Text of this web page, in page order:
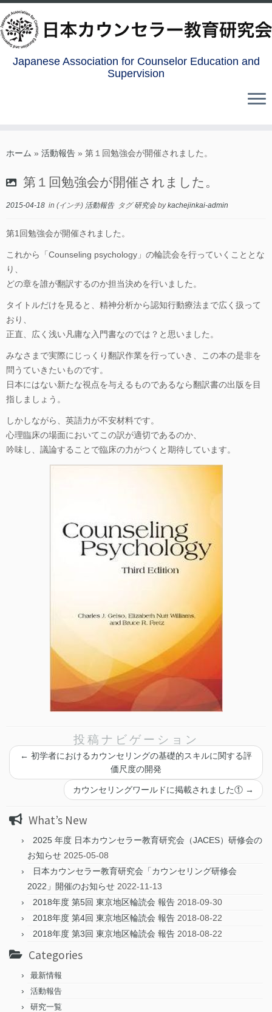
ン
ン
へ
キ
Japanese Association for Counselor Education and
Supervision
ホーム » 活動報告 » 第１回勉強会が開催されました。
第１回勉強会が開催されました。
2015-04-18 in (インチ) 活動報告 タグ研究会bykachejinkai-admin
第1回勉強会が開催されました。
これから「Counseling psychology」の輪読会を行っていくこととな
り、
どの章を誰が翻訳するのか担当決めを行いました。
タイトルだけを見ると、精神分析から認知行動療法まで広く扱って
おり、
正直、広く浅い凡庸な入門書なのでは？と思いました。
みなさまで実際にじっくり翻訳作業を行っていき、この本の是非を
問うていきたいものです。
日本にはない新たな視点を与えるものであるなら翻訳書の出版を目
指しましょう。
しかしながら、英語力が不安材料です。
心理臨床の場面においてこの訳が適切であるのか、
吟味し、議論することで臨床の力がつくと期待しています。
投稿ナビゲーション
← 初学者におけるカウンセリングの基礎的スキルに関する評
価尺度の開発
カウンセリングワールドに掲載されました① →
What’s New
2025 年度 日本カウンセラー教育研究会（JACES）研修会の
お知らせ 2025-05-08
日本カウンセラー教育研究会「カウンセリング研修会
2022」開催のお知らせ 2022-11-13
2018年度 第5回 東京地区輪読会 報告 2018-09-30
2018年度 第4回 東京地区輪読会 報告 2018-08-22
2018年度 第3回 東京地区輪読会 報告 2018-08-22
Categories
最新情報
活動報告
研究一覧